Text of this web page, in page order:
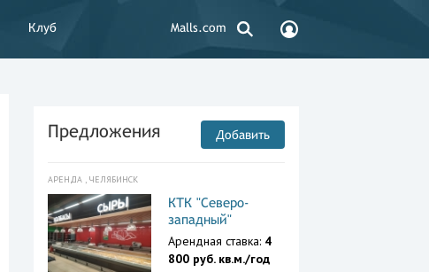
Клуб Malls.com
Предложения Добавить
АРЕНДА , ЧЕЛЯБИНСК
КТК "Северо-
западный"
Арендная ставка: 4
800 руб. кв.м./год